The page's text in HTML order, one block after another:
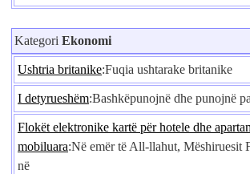
Kategori Ekonomi
Ushtria britanike:Fuqia ushtarake britanike
I detyrueshëm:Bashkëpunojnë dhe punojnë
Flokët elektronike kartë për hotele dhe
mobiluara:Në emër të All-llahut, Mëshiruesit
në